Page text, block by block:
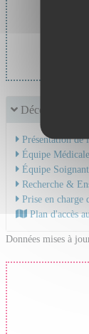
Découvrir le
Présentation de
Équipe Médicale
Équipe
Recherche &
Prise en charge
Plan d'accès
Données mises à